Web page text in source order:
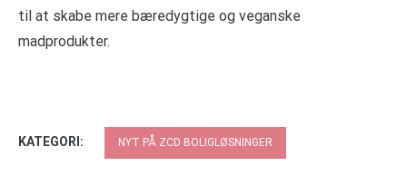
til at skabe mere bæredygtige og veganske
madprodukter.
KATEGORI: NYT PÅ ZCD BOLIGLØSNINGER